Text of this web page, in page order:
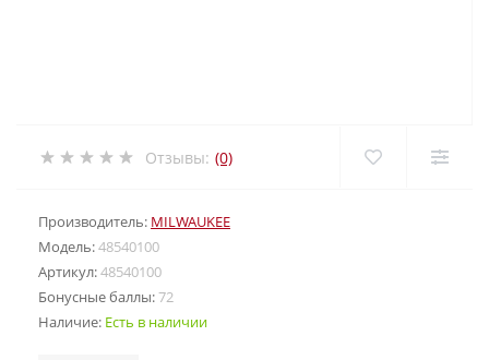
Отзывы: (0)
Производитель: MILWAUKEE
Модель:48540100
Артикул:48540100
Бонусные баллы:72
Наличие: Есть в наличии